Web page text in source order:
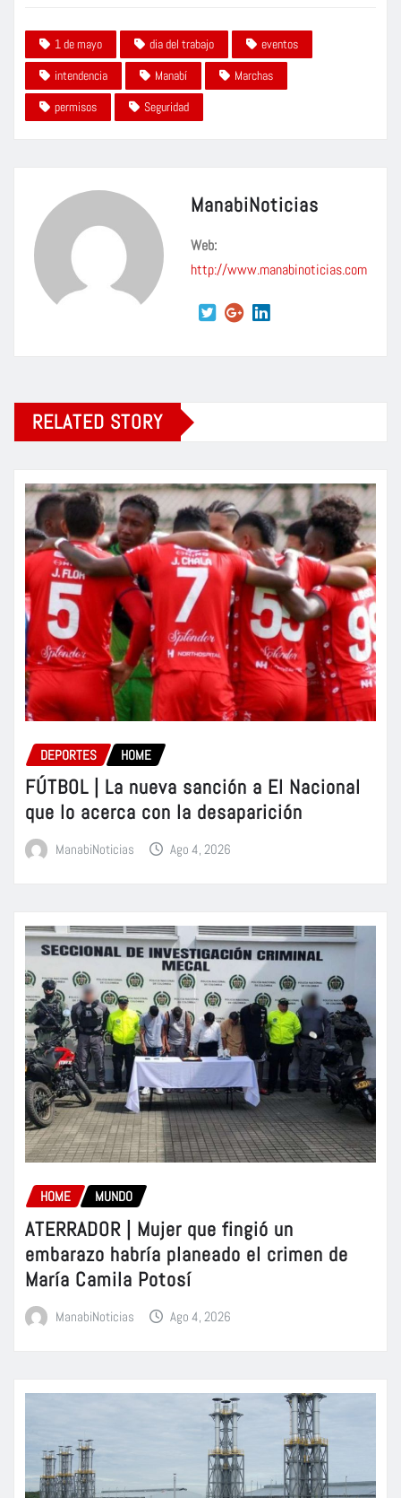
1 de mayo dia del trabajo
eventos
intendencia
Manabí
Marchas
permisos
Seguridad
ManabiNoticias
Web:
http://www.manabinoticias.com
RELATED STORY
DEPORTES HOME
FÚTBOL | La nueva sanción a El Nacional
que lo acerca con la desaparición
ManabiNoticias Ago 4, 2026
HOME MUNDO
ATERRADOR | Mujer que fingió un
embarazo habría planeado el crimen de
María Camila Potosí
ManabiNoticias Ago 4, 2026